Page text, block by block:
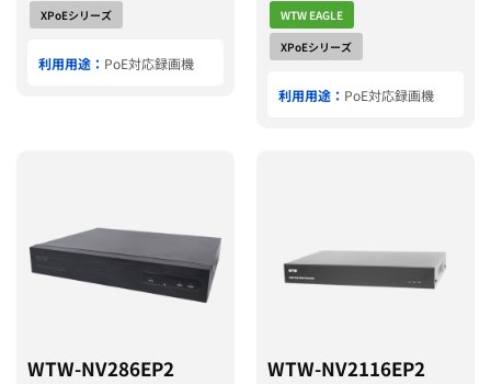
XPoEシリーズ
利用用途： PoE対応録画機
WTW EAGLE
XPoEシリーズ
利用用途： PoE対応録画機
WTW-NV286EP2 WTW-NV2116EP2